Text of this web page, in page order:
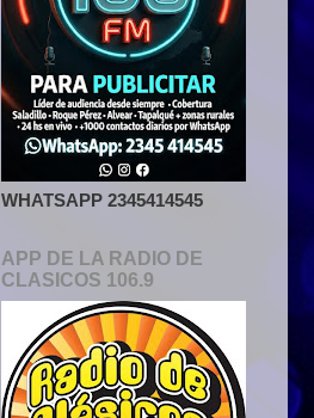
WHATSAPP 2345414545
APP DE LA RADIO DE
CLASICOS 106.9